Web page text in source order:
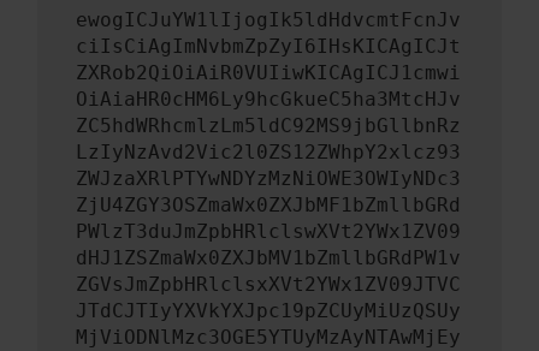
ewogICJuYW1lIjogIk5ldHdvcmtFcnJv
ciIsCiAgImNvbmZpZyI6IHsKICAgICJt
ZXRob2QiOiAiR0VUIiwKICAgICJ1cmwi
OiAiaHR0cHM6Ly9hcGkueC5ha3MtcHJv
ZC5hdWRhcmlzLm5ldC92MS9jbGllbnRz
LzIyNzAvd2Vic2l0ZS12ZWhpY2xlcz93
ZWJzaXRlPTYwNDYzMzNiOWE3OWIyNDc3
ZjU4ZGY3OSZmaWx0ZXJbMF1bZmllbGRd
PWlzT3duJmZpbHRlclswXVt2YWx1ZV09
dHJ1ZSZmaWx0ZXJbMV1bZmllbGRdPW1v
ZGVsJmZpbHRlclsxXVt2YWx1ZV09JTVC
JTdCJTIyYXVkYXJpc19pZCUyMiUzQSUy
MjViODNlMzc3OGE5YTUyMzAyNTAwMjEy